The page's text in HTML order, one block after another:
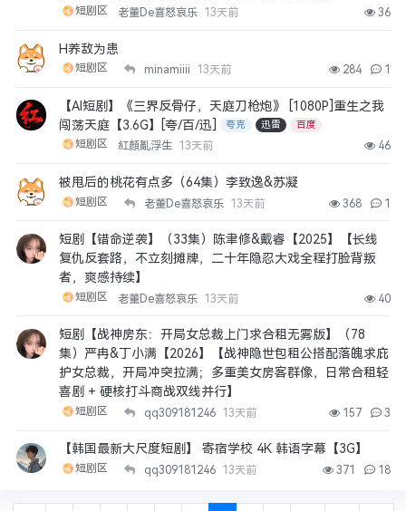
短剧区 老董De喜怒哀乐 13天前 36
H养敌为患
短剧区 minamiiii 13天前 284 1
【AI短剧】《三界反骨仔，天庭刀枪炮》 [1080P]重生之我
闯荡天庭【3.6G】[夸/百/迅]
夸克 迅雷 百度
短剧区 紅顏亂浮生 13天前 46
被甩后的桃花有点多（64集）李致逸&苏凝
短剧区 老董De喜怒哀乐 13天前 368 1
短剧【错命逆袭】（33集）陈聿修&戴睿【2025】【长线
复仇反套路，不立刻摊牌，二十年隐忍大戏全程打脸背叛
者，爽感持续】
短剧区 老董De喜怒哀乐 13天前 40
短剧【战神房东：开局女总裁上门求合租无雾版】（78
集）严冉&丁小满【2026】【战神隐世包租公搭配落魄求庇
护女总裁，开局冲突拉满；多重美女房客群像，日常合租轻
喜剧 + 硬核打斗商战双线并行】
短剧区 qq309181246 13天前 157 3
【韩国最新大尺度短剧】 寄宿学校 4K 韩语字幕【3G】
短剧区 qq309181246 13天前 371 18